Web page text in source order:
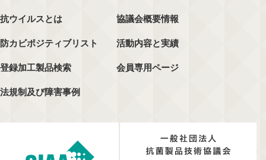
抗ウイルスとは
防カビポジティブリスト
登録加工製品検索
法規制及び障害事例
協議会概要情報
活動内容と実績
会員専用ページ